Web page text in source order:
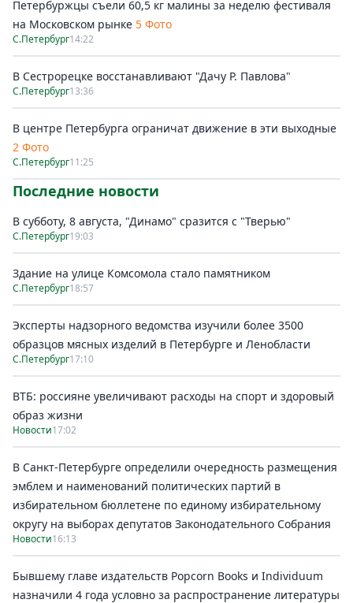
Петербуржцы съели 60,5 кг малины за неделю фестиваля
на Московском рынке 5 Фото
С.Петербург14:22
В Сестрорецке восстанавливают "Дачу Р. Павлова"
С.Петербург13:36
В центре Петербурга ограничат движение в эти выходные
2 Фото
С.Петербург11:25
Последние новости
В субботу, 8 августа, "Динамо" сразится с "Тверью"
С.Петербург19:03
Здание на улице Комсомола стало памятником
С.Петербург18:57
Эксперты надзорного ведомства изучили более 3500
образцов мясных изделий в Петербурге и Ленобласти
С.Петербург17:10
ВТБ: россияне увеличивают расходы на спорт и здоровый
образ жизни
Новости17:02
В Санкт-Петербурге определили очередность размещения
эмблем и наименований политических партий в
избирательном бюллетене по единому избирательному
округу на выборах депутатов Законодательного Собрания
Новости16:13
Бывшему главе издательств Popcorn Books и Individuum
назначили 4 года условно за распространение литературы